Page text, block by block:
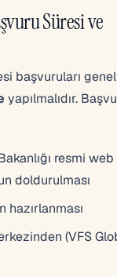
Süresi ve
başvuruları
yapılmalıdır.
resmi
doldurulması
hazırlanması
(VFS